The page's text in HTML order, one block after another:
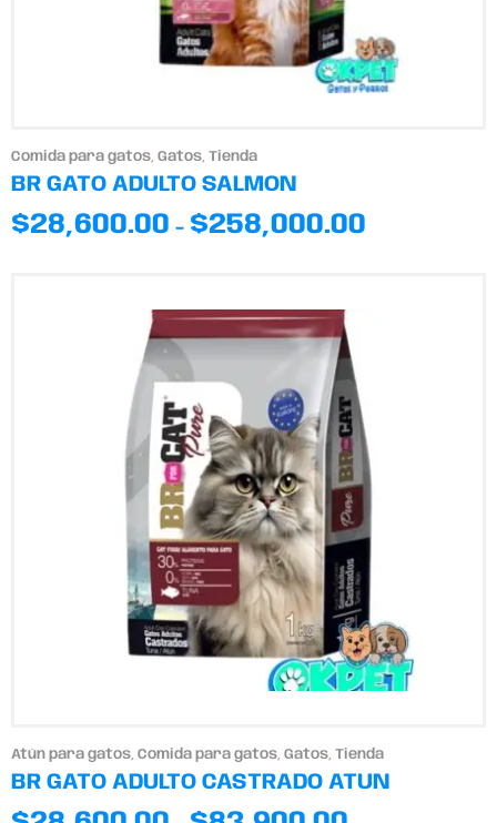
Comida para gatos, Gatos, Tienda
BR GATO ADULTO SALMON
$28,600.00 - $258,000.00
Atún para gatos, Comida para gatos, Gatos, Tienda
BR GATO ADULTO CASTRADO ATUN